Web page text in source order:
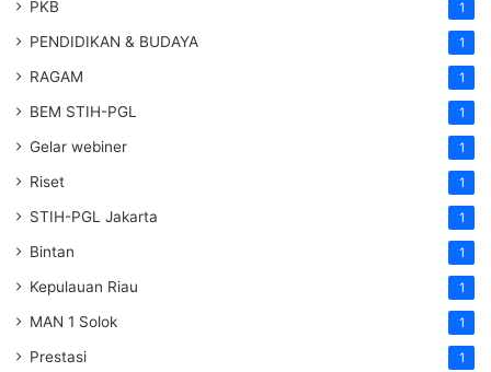
PKB 1
PENDIDIKAN & BUDAYA 1
RAGAM 1
BEM STIH-PGL 1
Gelar webiner 1
Riset 1
STIH-PGL Jakarta 1
Bintan 1
Kepulauan Riau 1
MAN 1 Solok 1
Prestasi 1